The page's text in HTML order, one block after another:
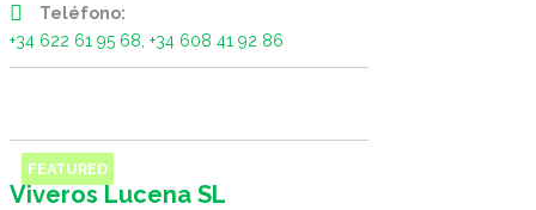
Teléfono:
+34 622 61 95 68, +34 608 41 92 86
FEATURED
Viveros Lucena SL